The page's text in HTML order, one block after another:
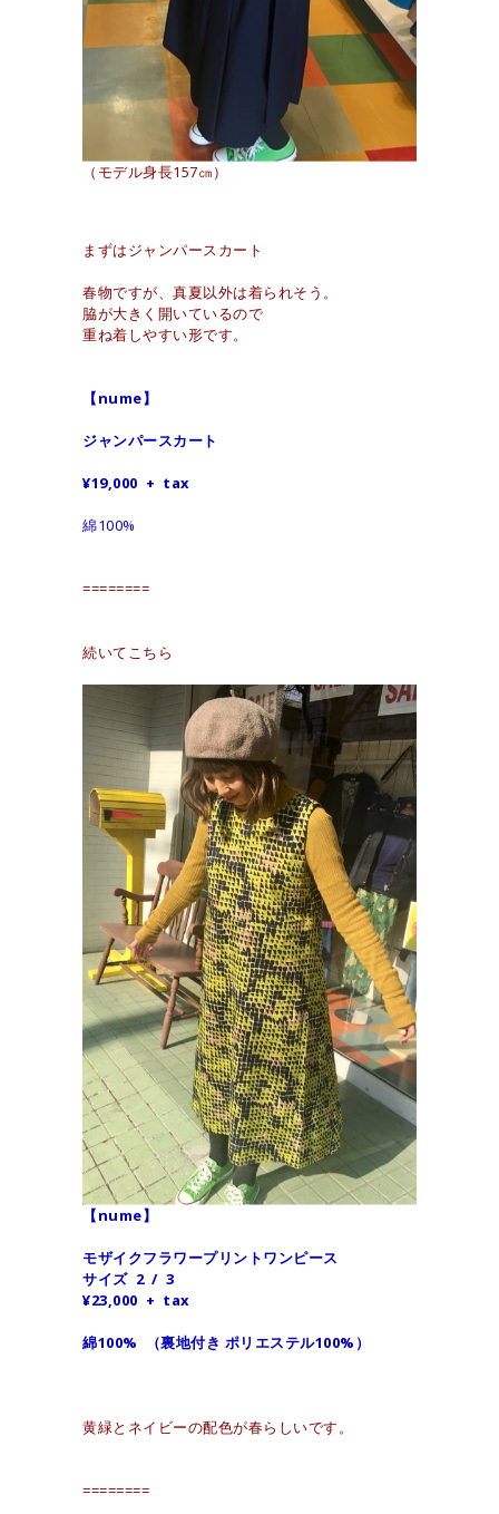
（モデル身長157㎝）
まずはジャンパースカート
春物ですが、真夏以外は着られそう。
脇が大きく開いているので
重ね着しやすい形です。
【nume】
ジャンパースカート
¥19,000 + tax
綿100%
========
続いてこちら
【nume】
モザイクフラワープリントワンピース
サイズ 2 / 3
¥23,000 + tax
綿100% （裏地付き ポリエステル100%）
黄緑とネイビーの配色が春らしいです。
========